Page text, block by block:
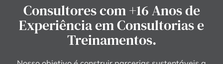
Consultores com +16 Anos de
Experiência em Consultorias e
Treinamentos.